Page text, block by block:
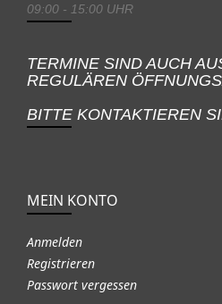
09:00 - 15:00 UHR
TERMINE SIND AUCH
REGULÄREN
BITTE KONTAKTIEREN
MEIN KONTO
Anmelden
Registrieren
Passwort vergessen